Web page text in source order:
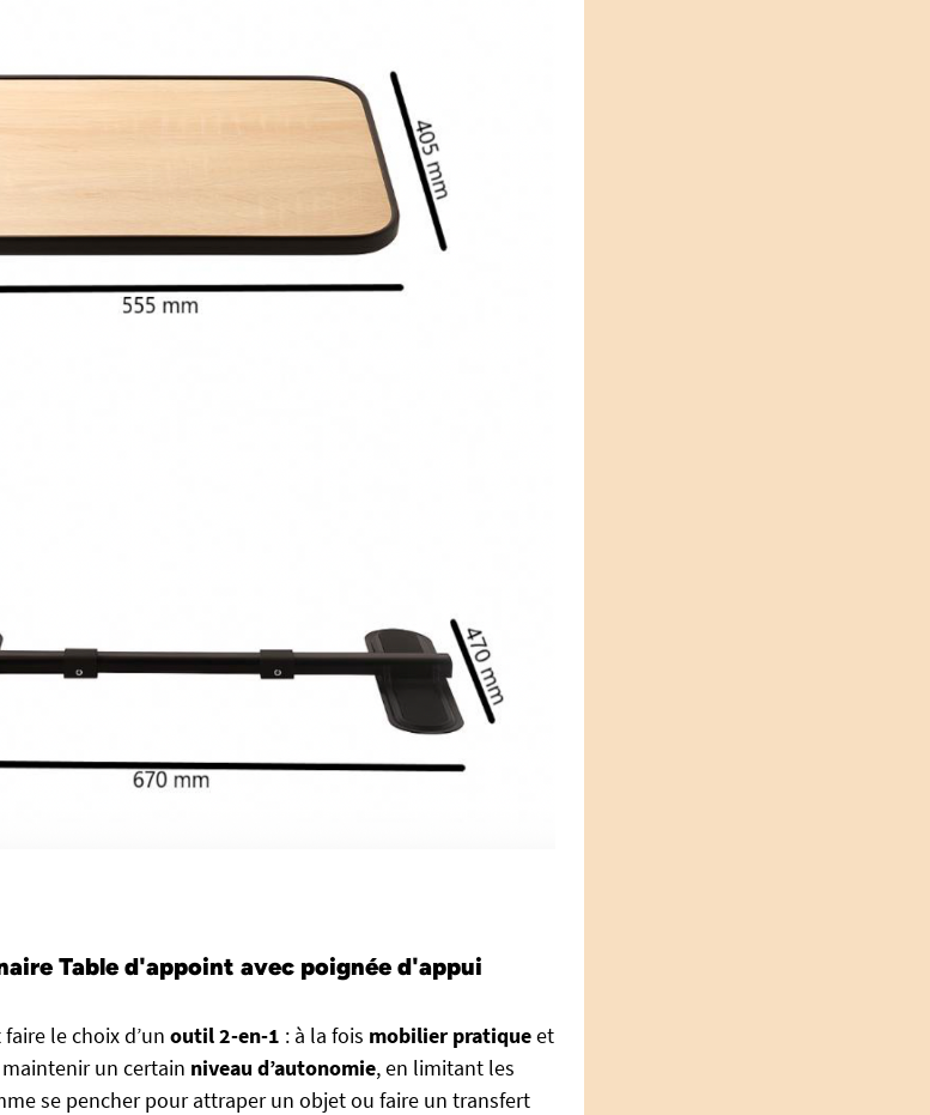
Table d'appoint avec poignée d'appui
le choix d’un outil 2-en-1 : à la fois mobilier pratiqueet
un certain niveau d’autonomie, en limitant les
se pencher pour attraper un objet ou faire un transfert